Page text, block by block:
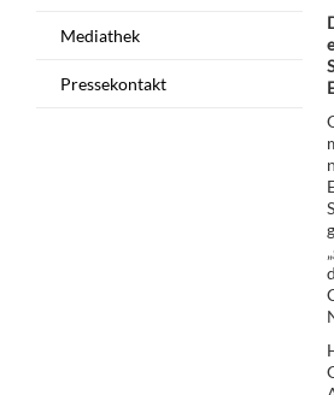
Mediathek
Pressekontakt